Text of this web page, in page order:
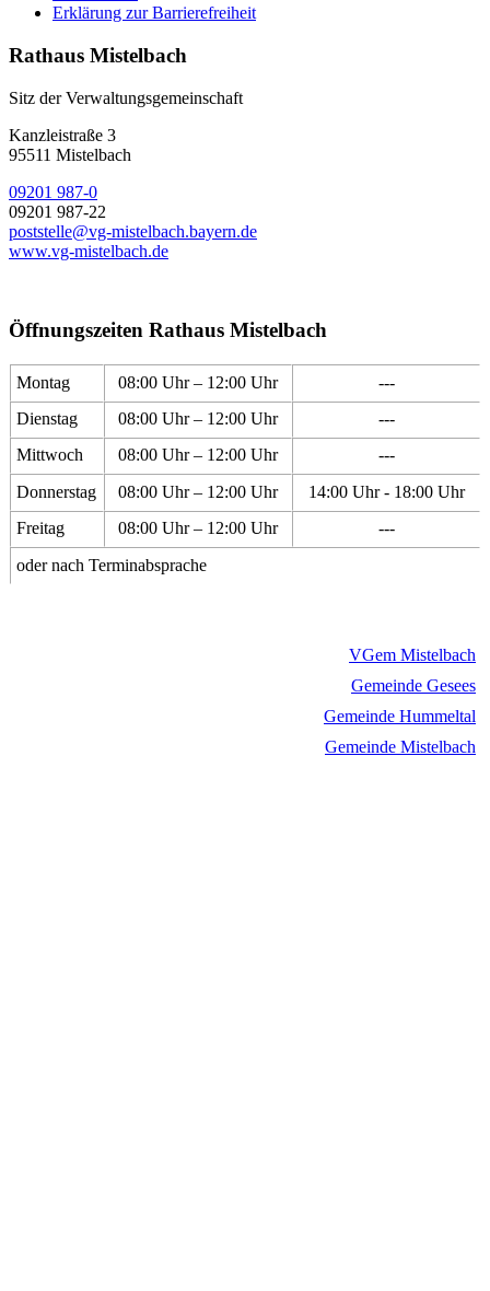
Erklärung zur Barrierefreiheit
Rathaus Mistelbach
Sitz der Verwaltungsgemeinschaft
Kanzleistraße 3
95511 Mistelbach
09201 987-0
09201 987-22
poststelle@vg-mistelbach.bayern.de
www.vg-mistelbach.de
Öffnungszeiten Rathaus Mistelbach
Montag 08:00 Uhr – 12:00 Uhr
---
Dienstag
08:00 Uhr – 12:00 Uhr
---
Mittwoch
08:00 Uhr – 12:00 Uhr
---
Donnerstag
08:00 Uhr – 12:00 Uhr
14:00 Uhr - 18:00 Uhr
Freitag
08:00 Uhr – 12:00 Uhr
---
oder nach Terminabsprache
VGem Mistelbach
Gemeinde Gesees
Gemeinde Hummeltal
Gemeinde Mistelbach